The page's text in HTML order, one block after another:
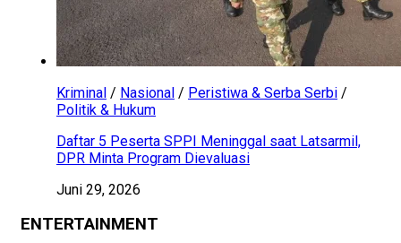
Kriminal / Nasional / Peristiwa & Serba Serbi /
Politik & Hukum
Daftar 5 Peserta SPPI Meninggal saat Latsarmil,
DPR Minta Program Dievaluasi
Juni 29, 2026
ENTERTAINMENT